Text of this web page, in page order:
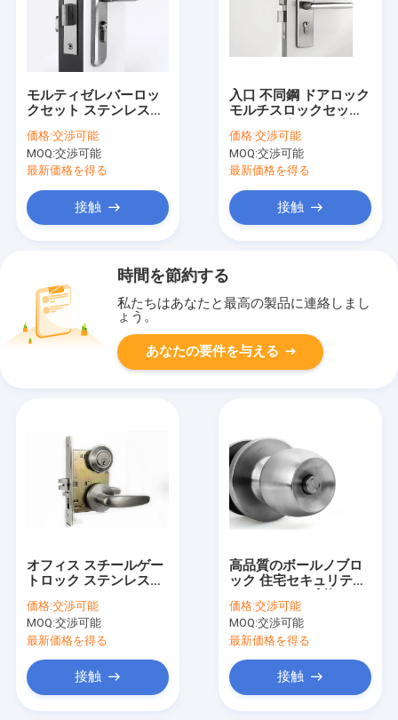
モルティゼレバーロッ
クセット ステンレス鋼
5050A 2ボルト
価格:交渉可能
MOQ:交渉可能
最新価格を得る
接触
入口 不同鋼 ドアロック
モルチスロックセット
価格:交渉可能
MOQ:交渉可能
最新価格を得る
接触
時間を節約する
私たちはあなたと最高の製品に連絡しまし
ょう。
あなたの要件を与える
オフィス スチールゲー
トロック ステンレスス
チスシリンダー
価格:交渉可能
MOQ:交渉可能
最新価格を得る
接触
高品質のボールノブロ
ック 住宅セキュリティ
ク
価格:交渉可能
MOQ:交渉可能
最新価格を得る
接触